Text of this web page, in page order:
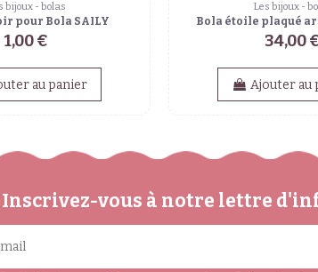
bijoux - bolas
pour Bola SAILY
1,00 €
au panier
Les bijoux -
Bola étoile plaqué
34,00
Ajouter au
Inscrivez-vous à notre lettre